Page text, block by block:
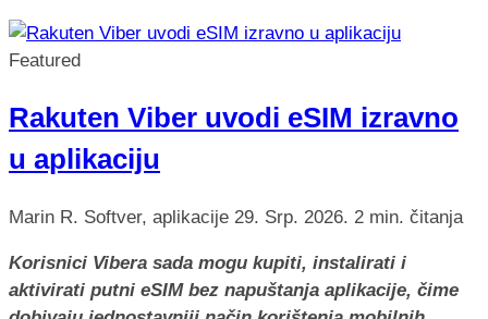
Featured
Rakuten Viber uvodi eSIM izravno
u aplikaciju
Marin R. Softver, aplikacije 29. Srp. 2026. 2 min. čitanja
Korisnici Vibera sada mogu kupiti, instalirati i
aktivirati putni eSIM bez napuštanja aplikacije, čime